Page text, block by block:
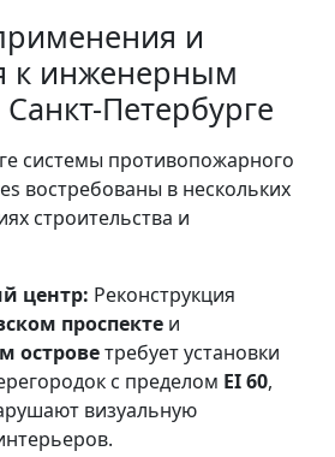
и
к инженерным
Петербурге
системы противопожарного
востребованы в нескольких
строительства и
центр: Реконструкция
проспекте и
островетребует установки
с пределом EI 60,
визуальную